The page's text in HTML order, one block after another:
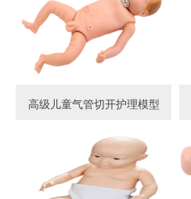
高级儿童气管切开护理模型